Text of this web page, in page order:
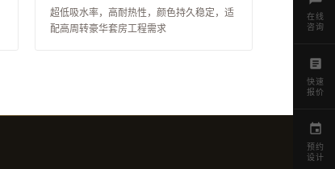
超低吸水率，高耐热性，颜色持久稳定，适
配高周转豪华套房工程需求
在线
咨询
快速
报价
预约
设计